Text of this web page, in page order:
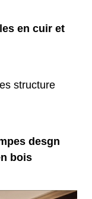
en cuir et
desgn
bois